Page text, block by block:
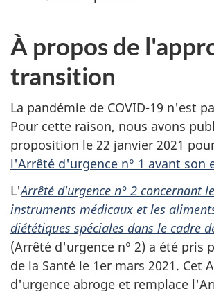
À propos de
transition
La pandémie de COVID-19 n'est
Pour cette raison, nous avons
proposition le 22 janvier 2021
l'Arrêté d'urgence n° 1 avant son
L'Arrêté d'urgence n° 2 concernant
instruments médicaux et les
diététiques spéciales dans le cadre
(Arrêté d'urgence n° 2) a été pris
de la Santé le 1er mars 2021. Cet
d'urgence abroge et remplace